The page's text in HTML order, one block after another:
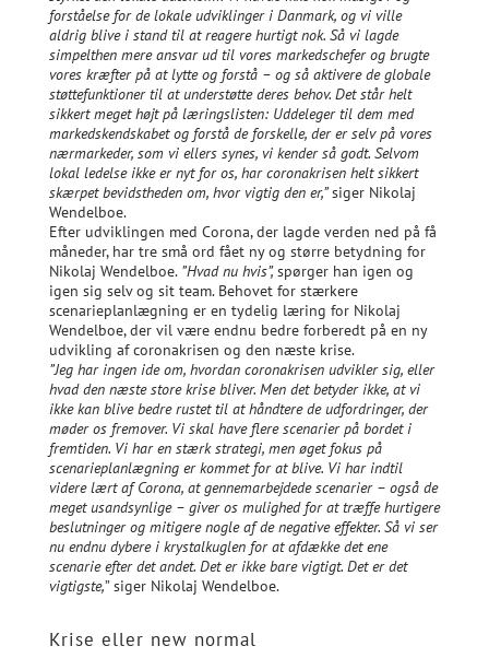
forståelse for de lokale udviklinger i Danmark, og vi ville
aldrig blive i stand til at reagere hurtigt nok. Så vi lagde
simpelthen mere ansvar ud til vores markedschefer og brugte
vores kræfter på at lytte og forstå – og så aktivere de globale
støttefunktioner til at understøtte deres behov. Det står helt
sikkert meget højt på læringslisten: Uddeleger til dem med
markedskendskabet og forstå de forskelle, der er selv på vores
nærmarkeder, som vi ellers synes, vi kender så godt. Selvom
lokal ledelse ikke er nyt for os, har coronakrisen helt sikkert
skærpet bevidstheden om, hvor vigtig den er,”siger Nikolaj
Wendelboe.
Efter udviklingen med Corona, der lagde verden ned på få
måneder, har tre små ord fået ny og større betydning for
Nikolaj Wendelboe. ”Hvad nu hvis”,spørger han igen og
igen sig selv og sit team. Behovet for stærkere
scenarieplanlægning er en tydelig læring for Nikolaj
Wendelboe, der vil være endnu bedre forberedt på en ny
udvikling af coronakrisen og den næste krise.
”Jeg har ingen ide om, hvordan coronakrisen udvikler sig, eller
hvad den næste store krise bliver. Men det betyder ikke, at vi
ikke kan blive bedre rustet til at håndtere de udfordringer, der
møder os fremover. Vi skal have flere scenarier på bordet i
fremtiden. Vi har en stærk strategi, men øget fokus på
scenarieplanlægning er kommet for at blive. Vi har indtil
videre lært af Corona, at gennemarbejdede scenarier – også de
meget usandsynlige – giver os mulighed for at træffe hurtigere
beslutninger og mitigere nogle af de negative effekter. Så vi ser
nu endnu dybere i krystalkuglen for at afdække det ene
scenarie efter det andet. Det er ikke bare vigtigt. Det er det
vigtigste,” siger Nikolaj Wendelboe.
Krise eller new normal